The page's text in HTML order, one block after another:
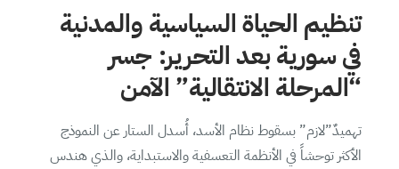
تنظيم الحياة السياسية والمدنية
في سورية بعد التحرير: جسر
“المرحلة الانتقالية” الآمن
تهميدٌ”لازم” بسقوط نظام الأسد، أُسدل الستار عن النموذج
الأكثر توحشاً في الأنظمة التعسفية والاستبداية، والذي هندس